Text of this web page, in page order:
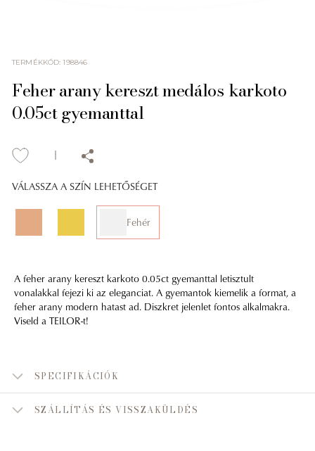
TERMÉKKÓD:198846
Feher arany kereszt medálos karkoto
0.05ct gyemanttal
VÁLASSZA A SZÍN LEHETŐSÉGET
Fehér
A feher arany kereszt karkoto 0.05ct gyemanttal letisztult
vonalakkal fejezi ki az eleganciat. A gyemantok kiemelik a format, a
feher arany modern hatast ad. Diszkret jelenlet fontos alkalmakra.
Viseld a TEILOR-t!
SPECIFIKÁCIÓK
SZÁLLÍTÁS ÉS VISSZAKÜLDÉS